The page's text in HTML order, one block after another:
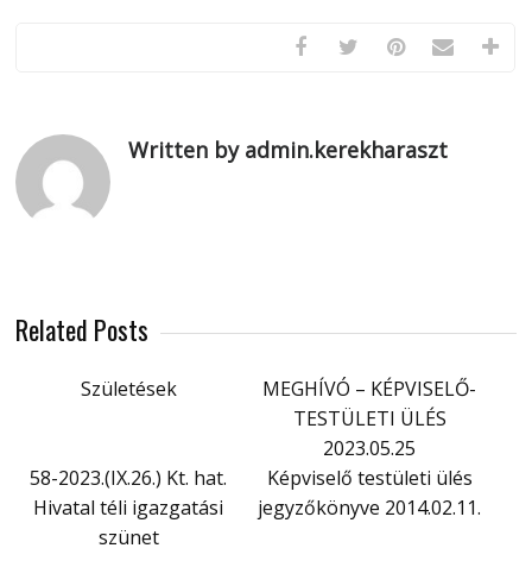
Written by admin.kerekharaszt
Related Posts
Születések
MEGHÍVÓ – KÉPVISELŐ-
TESTÜLETI ÜLÉS
2023.05.25
58-2023.(IX.26.) Kt. hat.
Hivatal téli igazgatási
szünet
Képviselő testületi ülés
jegyzőkönyve 2014.02.11.